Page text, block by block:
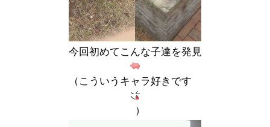
今回初めてこんな子達を発見
（こういうキャラ好きです
）